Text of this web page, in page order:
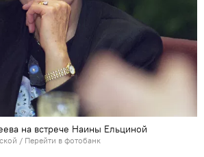
на встрече Наины Ельциной
/ Перейти в фотобанк